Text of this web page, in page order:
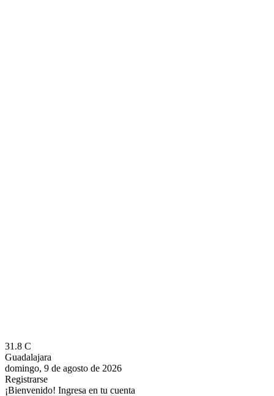
31.8 C
Guadalajara
domingo, 9 de agosto de 2026
Registrarse
¡Bienvenido! Ingresa en tu cuenta